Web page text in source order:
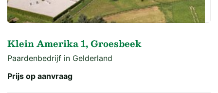
Klein Amerika 1, Groesbeek
Paardenbedrijf in Gelderland
Prijs op aanvraag